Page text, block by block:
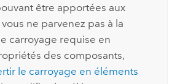
être apportées aux
ne parvenez pas à la
carroyage requise en
des composants,
le carroyage en éléments